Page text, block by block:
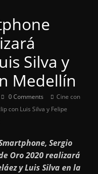
Silva y
Medellín
0 Comments
Cine con
con Luis Silva y Felipe
Sergio
Oro 2020 realizará
y Luis Silva en la